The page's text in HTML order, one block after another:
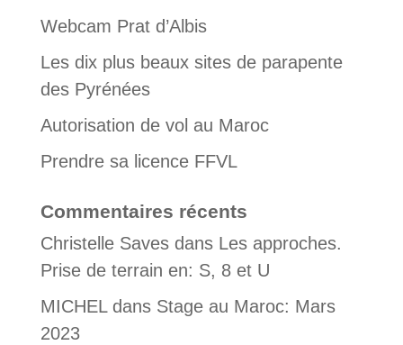
Webcam Prat d’Albis
Les dix plus beaux sites de parapente
des Pyrénées
Autorisation de vol au Maroc
Prendre sa licence FFVL
Commentaires récents
Christelle Savesdans Les approches.
Prise de terrain en: S, 8 et U
MICHELdans Stage au Maroc: Mars
2023